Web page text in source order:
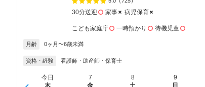
30分送迎 家事 病児保育
こども家庭庁 一時預かり 待機児童
月齢 0ヶ月〜6歳未満
資格・経験 看護師・助産師・保育士
今日
木
7
金
8
土
9
日